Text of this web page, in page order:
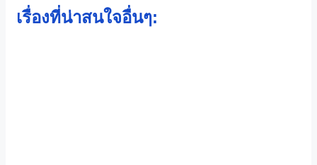
เรื่องที่น่าสนใจอื่นๆ: